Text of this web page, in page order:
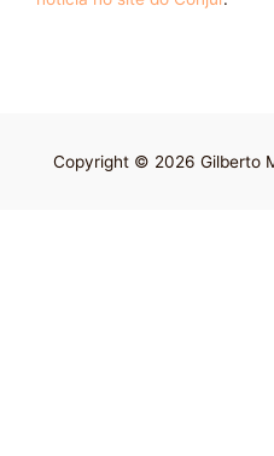
Copyright © 2026 Gilberto